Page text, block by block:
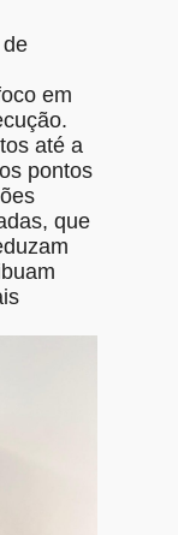
em
até a
pontos
que